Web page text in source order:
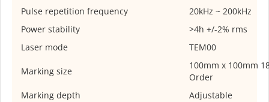
Pulse repetition frequency
20kHz ~ 200kHz
Power stability
>4h +/-2% rms
Laser mode
TEM00
Marking size
100mm x 100mm
Order
Marking depth
Adjustable